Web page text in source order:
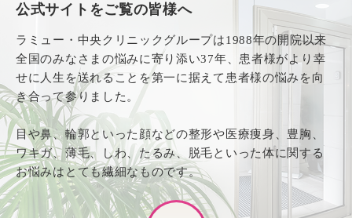
公式サイトをご覧の皆様へ
ラミュー・中央クリニックグループは1988年の開院以来
全国のみなさまの悩みに寄り添い37年、患者様がより幸
せに人生を送れることを第一に据えて患者様の悩みを向
き合って参りました。
目や鼻、輪郭といった顔などの整形や医療痩身、豊胸、
ワキガ、薄毛、しわ、たるみ、脱毛といった体に関する
お悩みはとても繊細なものです。